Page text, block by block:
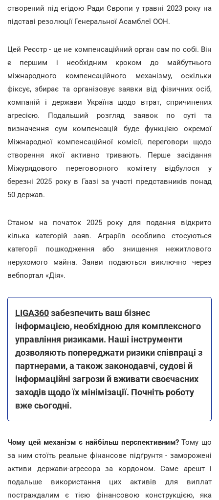
створений під егідою Ради Європи у травні 2023 року на
підставі резолюції Генеральної Асамблеї ООН.
Цей Реєстр - це не компенсаційний орган сам по собі. Він
є першим і необхідним кроком до майбутнього
міжнародного компенсаційного механізму, оскільки
фіксує, збирає та організовує заявки від фізичних осіб,
компаній і держави Україна щодо втрат, спричинених
агресією. Подальший розгляд заявок по суті та
визначення сум компенсацій буде функцією окремої
Міжнародної компенсаційної комісії, переговори щодо
створення якої активно тривають. Перше засідання
Міжурядового переговорного комітету відбулося у
березні 2025 року в Гаазі за участі представників понад
50 держав.
Станом на початок 2025 року для подання відкрито
кілька категорій заяв. Аграріїв особливо стосуються
категорії пошкодження або знищення нежитлового
нерухомого майна. Заяви подаються виключно через
вебпортал «Дія».
LIGA360забезпечить ваш бізнес
інформацією, необхідною для комплексного
управління ризиками. Наші інструменти
дозволяють попереджати ризики співпраці з
партнерами, а також законодавчі, судові й
інформаційні загрози й вживати своєчасних
заходів щодо їх мінімізації. Почніть роботу
вже сьогодні.
Чому цей механізм є найбільш перспективним?Тому що
за ним стоїть реальне фінансове підґрунтя - заморожені
активи держави-агресора за кордоном. Саме арешт і
подальше використання цих активів для виплат
постраждалим є тією фінансовою конструкцією, яка